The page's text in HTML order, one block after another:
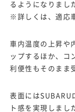
るようになりまし
※詳しくは、適応
車内温度の上昇や
ップするほか、コ
利便性もそのまま
表面にはSUBARU
ト感を実現しまし